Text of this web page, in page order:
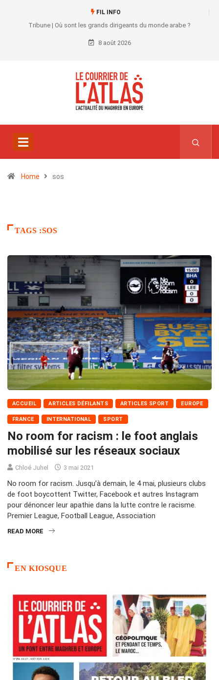
FIL INFO
Tribune | Où sont les grands dirigeants du monde arabe ?
8 août 2026
Home sos
TAGS :SOS
ACCUEIL ARTICLES DÉFILANTS ARTICLES SPORT EUROPE
FRANCE INTERNATIONAL SPORT
No room for racism : le foot anglais
mobilisé sur les réseaux sociaux
Chloé Juhel 3 mai 2021
No room for racism. Jusqu’à demain, le 4 mai, plusieurs clubs
de foot boycottent Twitter, Facebook et autres Instagram
pour dénoncer leur apathie dans la lutte contre le racisme.
Premier League, Football League, Association
READ MORE
EN KIOSQUE